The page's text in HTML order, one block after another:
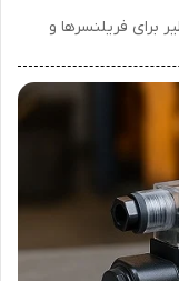
2025 فرصتی بی‌نظیر برای فریلنسرها و